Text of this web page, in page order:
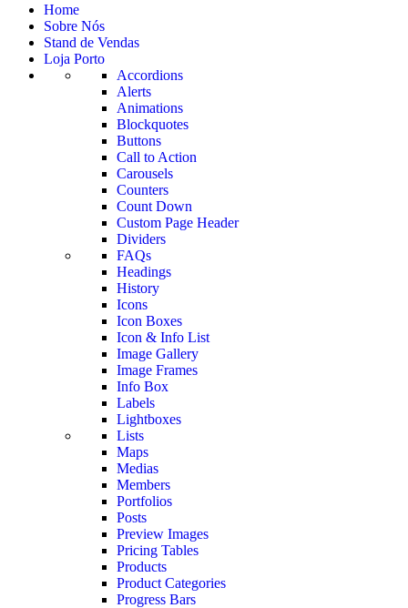
Home
Sobre Nós
Stand de Vendas
Loja Porto
Accordions
Alerts
Animations
Blockquotes
Buttons
Call to Action
Carousels
Counters
Count Down
Custom Page Header
Dividers
FAQs
Headings
History
Icons
Icon Boxes
Icon & Info List
Image Gallery
Image Frames
Info Box
Labels
Lightboxes
Lists
Maps
Medias
Members
Portfolios
Posts
Preview Images
Pricing Tables
Products
Product Categories
Progress Bars